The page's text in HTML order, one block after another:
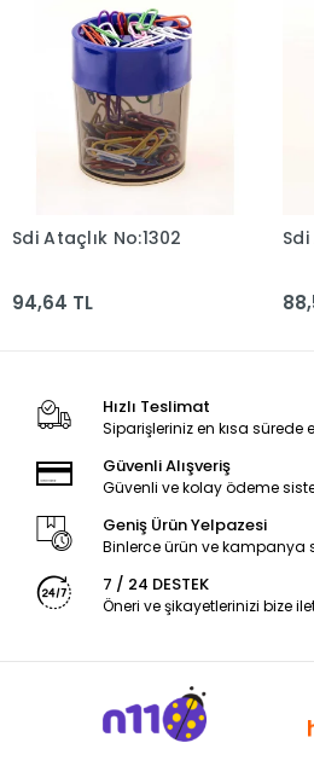
Sepete Ekle
Sdi Ataçlık No:1302
94,64 TL
Sdi
Hızlı Teslimat
Siparişleriniz en kısa sürede
Güvenli Alışveriş
Güvenli ve kolay ödeme
Geniş Ürün Yelpazesi
Binlerce ürün ve kampanya
7 / 24 DESTEK
Öneri ve şikayetlerinizi bize